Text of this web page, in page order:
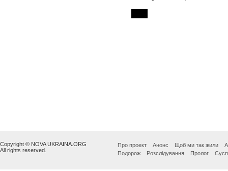
Copyright © NOVA UKRAINA.ORG
All rights reserved.
Про проект Анонс Щоб ми так жили
Подорож
Розслідування Пролог